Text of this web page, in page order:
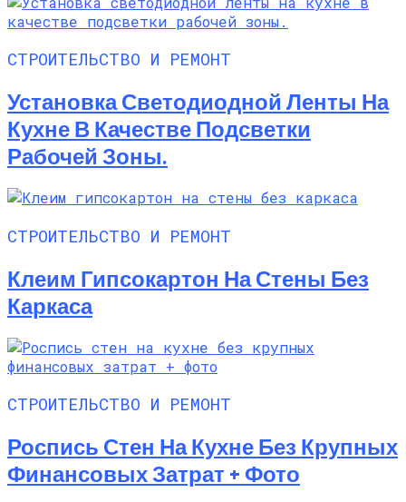
СТРОИТЕЛЬСТВО И РЕМОНТ
Установка Светодиодной Ленты На
Кухне В Качестве Подсветки
Рабочей Зоны.
СТРОИТЕЛЬСТВО И РЕМОНТ
Клеим Гипсокартон На Стены Без
Каркаса
СТРОИТЕЛЬСТВО И РЕМОНТ
Роспись Стен На Кухне Без Крупных
Финансовых Затрат + Фото